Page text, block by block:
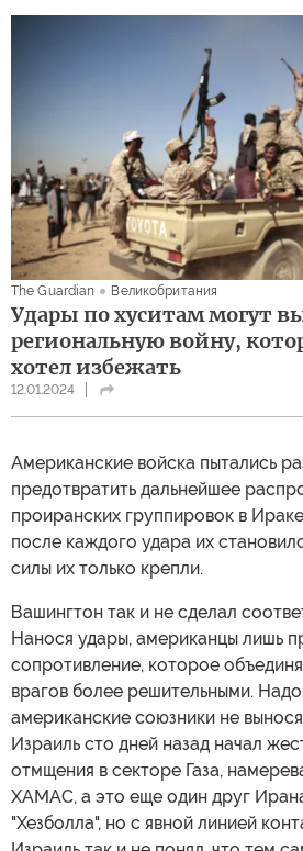
The Guardian Великобритания
Удары по хуситам могут
региональную войну,
хотел избежать
12.01.2024
Американские войска пытались
предотвратить дальнейшее
проиранских группировок в
после каждого удара их
силы их только крепли.
Вашингтон так и не сделал
Нанося удары, американцы лишь
сопротивление, которое
врагов более решительными. Надо
американские союзники не
Израиль сто дней назад начал
отмщения в секторе Газа,
ХАМАС, а это еще один друг
"Хезболла", но с явной линией